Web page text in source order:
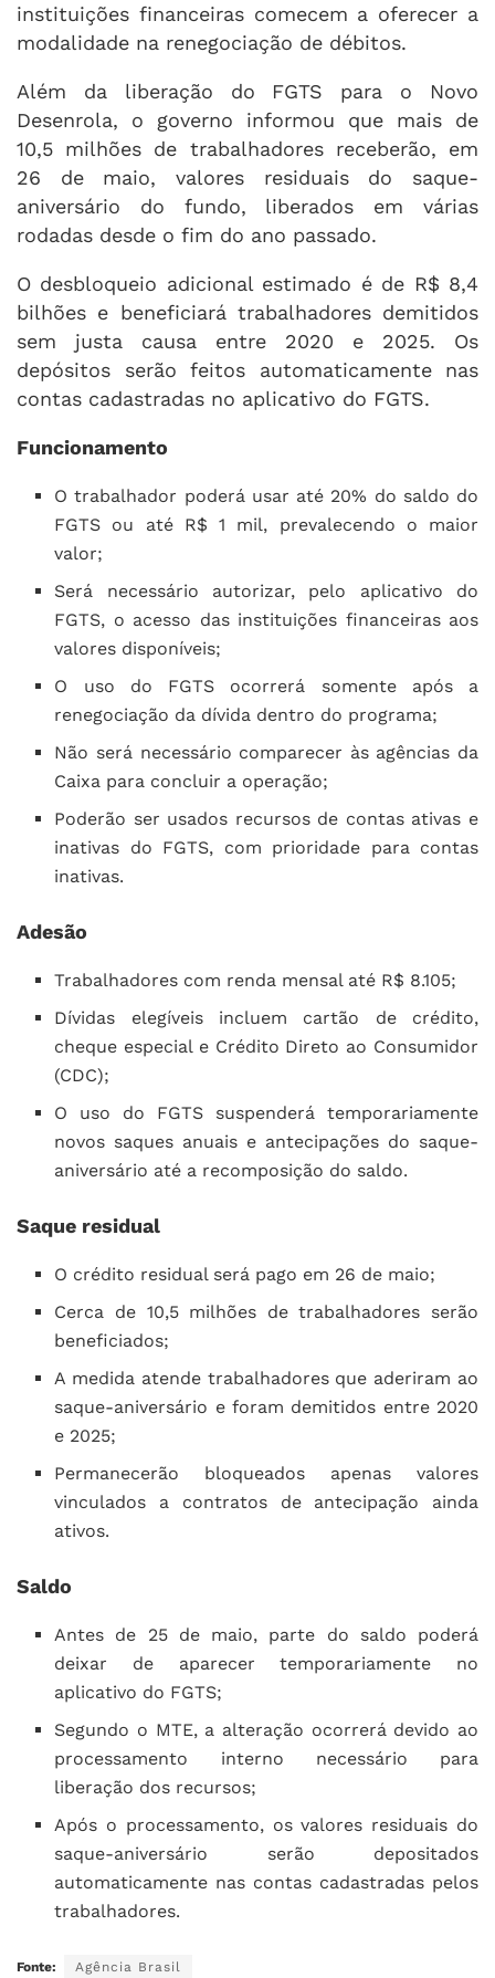
instituições financeiras comecem a oferecer a
modalidade na renegociação de débitos.
Além da liberação do FGTS para o Novo
Desenrola, o governo informou que mais de
10,5 milhões de trabalhadores receberão, em
26 de maio, valores residuais do saque-
aniversário do fundo, liberados em várias
rodadas desde o fim do ano passado.
O desbloqueio adicional estimado é de R$ 8,4
bilhões e beneficiará trabalhadores demitidos
sem justa causa entre 2020 e 2025. Os
depósitos serão feitos automaticamente nas
contas cadastradas no aplicativo do FGTS.
Funcionamento
O trabalhador poderá usar até 20% do saldo do
FGTS ou até R$ 1 mil, prevalecendo o maior
valor;
Será necessário autorizar, pelo aplicativo do
FGTS, o acesso das instituições financeiras aos
valores disponíveis;
O uso do FGTS ocorrerá somente após a
renegociação da dívida dentro do programa;
Não será necessário comparecer às agências da
Caixa para concluir a operação;
Poderão ser usados recursos de contas ativas e
inativas do FGTS, com prioridade para contas
inativas.
Adesão
Trabalhadores com renda mensal até R$ 8.105;
Dívidas elegíveis incluem cartão de crédito,
cheque especial e Crédito Direto ao Consumidor
(CDC);
O uso do FGTS suspenderá temporariamente
novos saques anuais e antecipações do saque-
aniversário até a recomposição do saldo.
Saque residual
O crédito residual será pago em 26 de maio;
Cerca de 10,5 milhões de trabalhadores serão
beneficiados;
A medida atende trabalhadores que aderiram ao
saque-aniversário e foram demitidos entre 2020
e 2025;
Permanecerão bloqueados apenas valores
vinculados a contratos de antecipação ainda
ativos.
Saldo
Antes de 25 de maio, parte do saldo poderá
deixar de aparecer temporariamente no
aplicativo do FGTS;
Segundo o MTE, a alteração ocorrerá devido ao
processamento interno necessário para
liberação dos recursos;
Após o processamento, os valores residuais do
saque-aniversário serão depositados
automaticamente nas contas cadastradas pelos
trabalhadores.
Fonte: Agência Brasil